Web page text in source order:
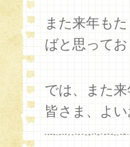
また来年も
ばと思って
では、また
皆さま、よ